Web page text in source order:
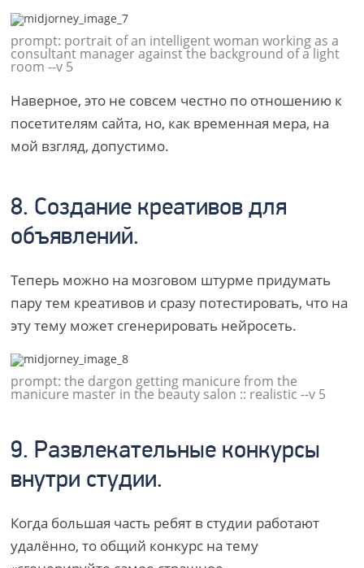
prompt: portrait of an intelligent woman working as a
consultant manager against the background of a light
room --v 5
Наверное, это не совсем честно по отношению к
посетителям сайта, но, как временная мера, на
мой взгляд, допустимо.
8. Создание креативов для
объявлений.
Теперь можно на мозговом штурме придумать
пару тем креативов и сразу потестировать, что на
эту тему может сгенерировать нейросеть.
prompt: the dargon getting manicure from the
manicure master in the beauty salon :: realistic --v 5
9. Развлекательные конкурсы
внутри студии.
Когда большая часть ребят в студии работают
удалённо, то общий конкурс на тему